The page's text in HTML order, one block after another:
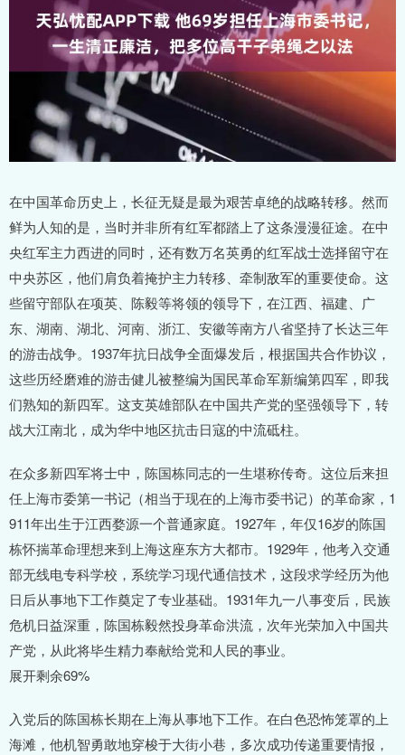
在中国革命历史上，长征无疑是最为艰苦卓绝的战略转移。然而
鲜为人知的是，当时并非所有红军都踏上了这条漫漫征途。在中
央红军主力西进的同时，还有数万名英勇的红军战士选择留守在
中央苏区，他们肩负着掩护主力转移、牵制敌军的重要使命。这
些留守部队在项英、陈毅等将领的领导下，在江西、福建、广
东、湖南、湖北、河南、浙江、安徽等南方八省坚持了长达三年
的游击战争。1937年抗日战争全面爆发后，根据国共合作协议，
这些历经磨难的游击健儿被整编为国民革命军新编第四军，即我
们熟知的新四军。这支英雄部队在中国共产党的坚强领导下，转
战大江南北，成为华中地区抗击日寇的中流砥柱。
在众多新四军将士中，陈国栋同志的一生堪称传奇。这位后来担
任上海市委第一书记（相当于现在的上海市委书记）的革命家，1
911年出生于江西婺源一个普通家庭。1927年，年仅16岁的陈国
栋怀揣革命理想来到上海这座东方大都市。1929年，他考入交通
部无线电专科学校，系统学习现代通信技术，这段求学经历为他
日后从事地下工作奠定了专业基础。1931年九一八事变后，民族
危机日益深重，陈国栋毅然投身革命洪流，次年光荣加入中国共
产党，从此将毕生精力奉献给党和人民的事业。
展开剩余69%
入党后的陈国栋长期在上海从事地下工作。在白色恐怖笼罩的上
海滩，他机智勇敢地穿梭于大街小巷，多次成功传递重要情报，